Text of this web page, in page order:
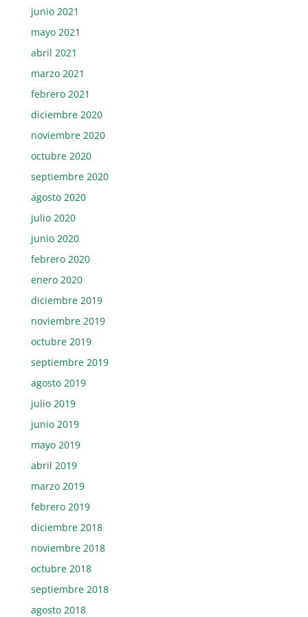
junio 2021
mayo 2021
abril 2021
marzo 2021
febrero 2021
diciembre 2020
noviembre 2020
octubre 2020
septiembre 2020
agosto 2020
julio 2020
junio 2020
febrero 2020
enero 2020
diciembre 2019
noviembre 2019
octubre 2019
septiembre 2019
agosto 2019
julio 2019
junio 2019
mayo 2019
abril 2019
marzo 2019
febrero 2019
diciembre 2018
noviembre 2018
octubre 2018
septiembre 2018
agosto 2018